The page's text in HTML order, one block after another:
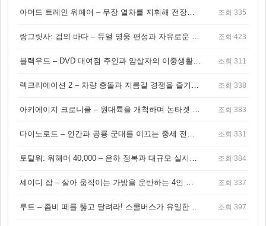
아머드 트레인 워페어 – 무장 열차를 지휘해 전장을 돌파하는 생존 전투 게임 조회 335
랑그릿사: 검의 바다 – 듀얼 영웅 편성과 자유로운 탐험을 결합한 판타지 전략 RPG 조회 423
블랙우드 – DVD 대여점 주인과 암살자의 이중생활을 그린 3인칭 액션 스릴러 게임 조회 311
렉크리에이션 2 – 차량 충돌과 지름길 경쟁을 즐기는 오픈월드 아케이드 레이싱 게임 조회 338
아키에이지 크로니클 – 원대륙을 개척하며 논타겟 전투를 즐기는 오픈월드 MMORPG 조회 383
다이노로드 – 인간과 공룡 군대를 이끄는 중세 전략 액션 RPG 조회 331
토탈워: 워해머 40,000 – 은하 정복과 대규모 실시간 전투가 결합된 전략 게임! 조회 384
셰이디 잡 – 살아 움직이는 가방을 운반하는 4인 협동 물리 어드벤처 게임 조회 337
루트 – 좀비 떼를 뚫고 달려라! 스쿨버스가 유일한 집이 되는 4인 협동 생존 게임 조회 397